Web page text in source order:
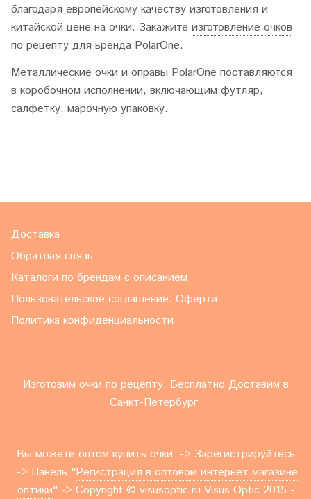
благодаря европейскому качеству изготовления и
китайской цене на очки. Закажите изготовление очков
по рецепту для ьренда PolarOne.
Металлические очки и оправы PolarOne поставляются
в коробочном исполнении, включающим футляр,
салфетку, марочную упаковку.
Доставка
Обратная связь
Каталоги по брендам с описанием
Пользовательское соглашение. Оферта
Политика конфиденциальности
Изготовим очки по рецепту. Бесплатно Доставим в
Санкт-Петербург
Вы можете оптом купить очки -> Зарегистрируйтесь
-> Панель "Регистрация в оптовом интернет магазине
оптики" -> Copyright © visusoptic.ru Visus Optic 2015 -